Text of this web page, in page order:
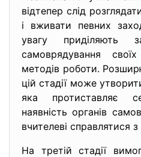
відтепер слід
і вживати певних
увагу приділяють
самоврядування
методів роботи.
цій стадії може
яка протиставляє
наявність органів
вчителеві справлятися
На третій стадії